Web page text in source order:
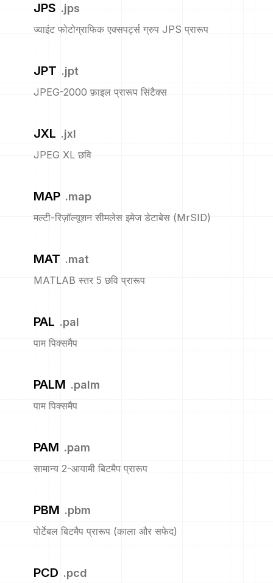
JPS .jps
ज्वाइंट फोटोग्राफिक एक्सपर्ट्स ग्रुप JPS प्रारूप
JPT .jpt
JPEG-2000 फ़ाइल प्रारूप सिंटैक्स
JXL .jxl
JPEG XL छवि
MAP .map
मल्टी-रिज़ॉल्यूशन सीमलेस इमेज डेटाबेस (MrSID)
MAT .mat
MATLAB स्तर 5 छवि प्रारूप
PAL .pal
पाम पिक्समैप
PALM .palm
पाम पिक्समैप
PAM .pam
सामान्य 2-आयामी बिटमैप प्रारूप
PBM .pbm
पोर्टेबल बिटमैप प्रारूप (काला और सफेद)
PCD .pcd